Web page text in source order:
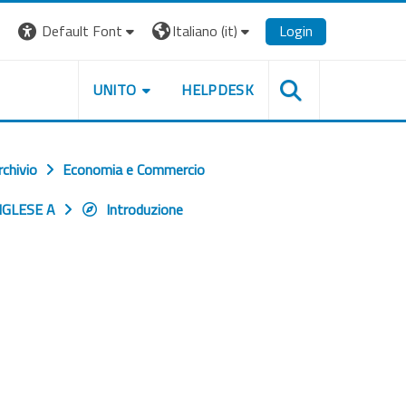
Default Font
Italiano ‎(it)‎ Login
UNITO HELPDESK
Economia e Commercio
A Introduzione